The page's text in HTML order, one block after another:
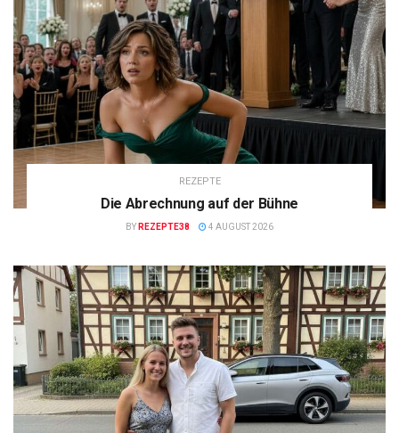
REZEPTE
Die Abrechnung auf der Bühne
BY REZEPTE38 4 AUGUST 2026